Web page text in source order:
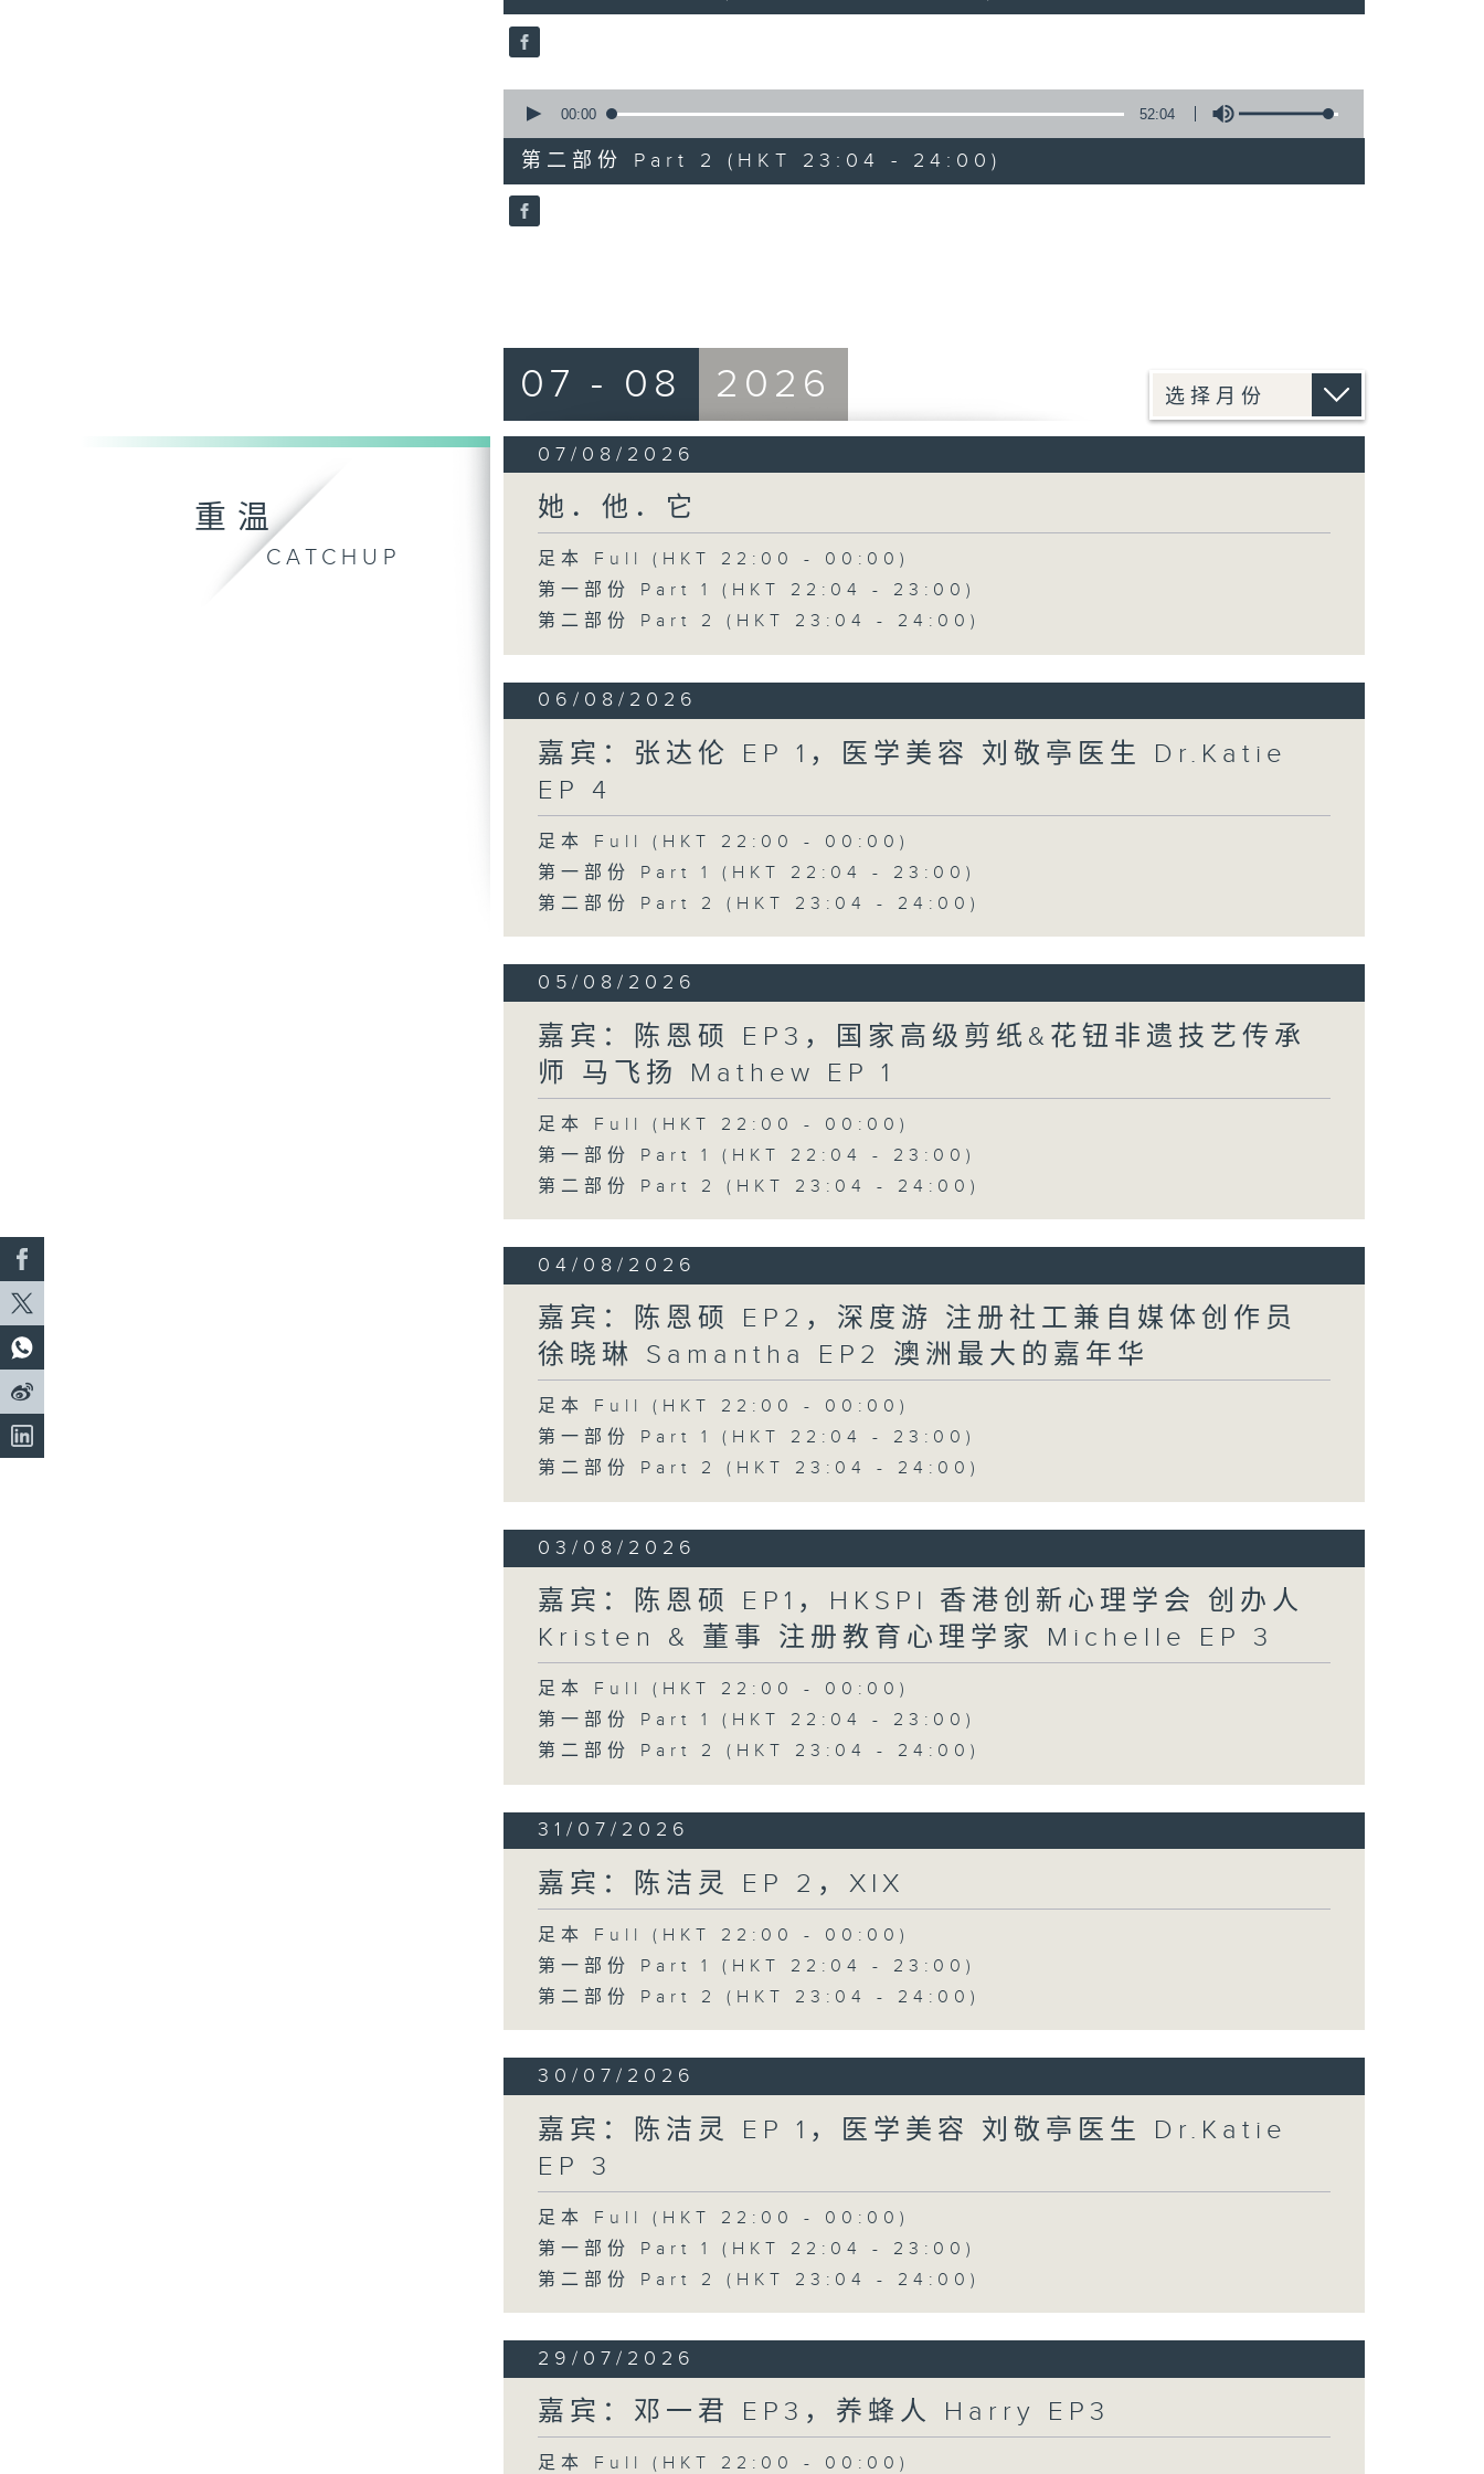
10
seconds
90%
seconds
52
minutes,
4
seconds
90%
00:00 52:04
第二部份 Part 2 (HKT 23:04 - 24:00)
重温
CATCHUP
07 - 08 2026
07/08/2026
她．他．它
足本 Full (HKT 22:00 - 00:00)
第一部份 Part 1 (HKT 22:04 - 23:00)
第二部份 Part 2 (HKT 23:04 - 24:00)
06/08/2026
嘉宾：张达伦 EP 1，医学美容 刘敬亭医生 Dr.Katie
EP 4
足本 Full (HKT 22:00 - 00:00)
第一部份 Part 1 (HKT 22:04 - 23:00)
第二部份 Part 2 (HKT 23:04 - 24:00)
05/08/2026
嘉宾：陈恩硕 EP3，国家高级剪纸&花钮非遗技艺传承
师 马飞扬 Mathew EP 1
足本 Full (HKT 22:00 - 00:00)
第一部份 Part 1 (HKT 22:04 - 23:00)
第二部份 Part 2 (HKT 23:04 - 24:00)
04/08/2026
嘉宾：陈恩硕 EP2，深度游 注册社工兼自媒体创作员
徐晓琳 Samantha EP2 澳洲最大的嘉年华
足本 Full (HKT 22:00 - 00:00)
第一部份 Part 1 (HKT 22:04 - 23:00)
第二部份 Part 2 (HKT 23:04 - 24:00)
03/08/2026
嘉宾：陈恩硕 EP1，HKSPI 香港创新心理学会 创办人
Kristen & 董事 注册教育心理学家 Michelle EP 3
足本 Full (HKT 22:00 - 00:00)
第一部份 Part 1 (HKT 22:04 - 23:00)
第二部份 Part 2 (HKT 23:04 - 24:00)
31/07/2026
嘉宾：陈洁灵 EP 2，XIX
足本 Full (HKT 22:00 - 00:00)
第一部份 Part 1 (HKT 22:04 - 23:00)
第二部份 Part 2 (HKT 23:04 - 24:00)
30/07/2026
嘉宾：陈洁灵 EP 1，医学美容 刘敬亭医生 Dr.Katie
EP 3
足本 Full (HKT 22:00 - 00:00)
第一部份 Part 1 (HKT 22:04 - 23:00)
第二部份 Part 2 (HKT 23:04 - 24:00)
29/07/2026
嘉宾：邓一君 EP3，养蜂人 Harry EP3
足本 Full (HKT 22:00 - 00:00)